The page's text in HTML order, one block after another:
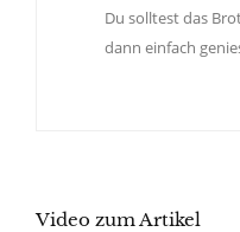
Du solltest das
dann einfach
Video zum Artikel